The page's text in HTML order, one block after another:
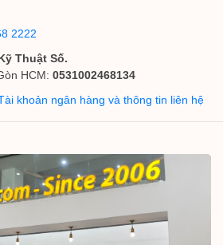
2222
Thuật Số.
HCM: 0531002468134
khoản ngân hàng và thông tin liên hệ